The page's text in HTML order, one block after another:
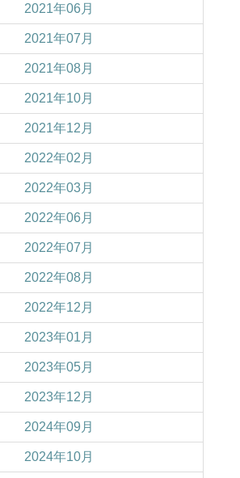
2021年06月
2021年07月
2021年08月
2021年10月
2021年12月
2022年02月
2022年03月
2022年06月
2022年07月
2022年08月
2022年12月
2023年01月
2023年05月
2023年12月
2024年09月
2024年10月